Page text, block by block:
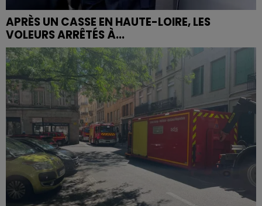
APRÈS UN CASSE EN HAUTE-LOIRE, LES
VOLEURS ARRÊTÉS À...